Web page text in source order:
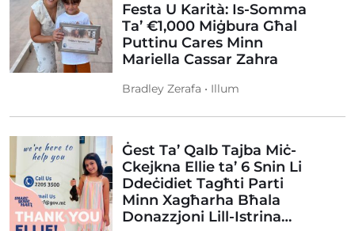
Festa U Karità: Is-Somma
Ta’ €1,000 Miġbura Għal
Puttinu Cares Minn
Mariella Cassar Zahra
Bradley Zerafa • Illum
Ġest Ta’ Qalb Tajba Miċ-
Ckejkna Ellie ta’ 6 Snin Li
Ddeċidiet Tagħti Parti
Minn Xagħarha Bħala
Donazzjoni Lill-Istrina…